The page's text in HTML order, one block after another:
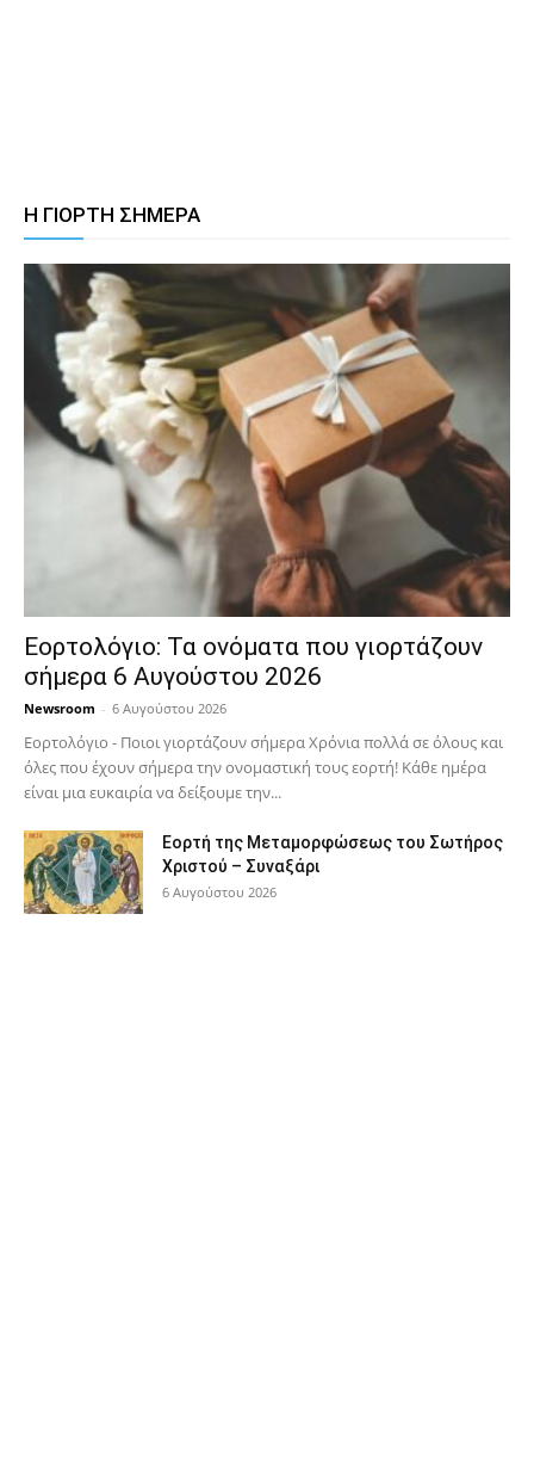
Η ΓΙΟΡΤΗ ΣΗΜΕΡΑ
Εορτολόγιο: Τα ονόματα που γιορτάζουν
σήμερα 6 Αυγούστου 2026
Newsroom - 6 Αυγούστου 2026
Εορτολόγιο - Ποιοι γιορτάζουν σήμερα Χρόνια πολλά σε όλους και
όλες που έχουν σήμερα την ονομαστική τους εορτή! Κάθε ημέρα
είναι μια ευκαιρία να δείξουμε την...
Εορτή της Μεταμορφώσεως του Σωτήρος
Χριστού – Συναξάρι
6 Αυγούστου 2026